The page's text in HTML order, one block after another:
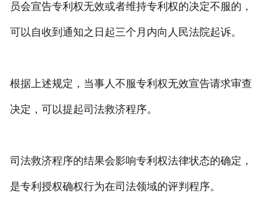
员会宣告专利权无效或者维持专利权的决定不服的，
可以自收到通知之日起三个月内向人民法院起诉。
根据上述规定，当事人不服专利权无效宣告请求审查
决定，可以提起司法救济程序。
司法救济程序的结果会影响专利权法律状态的确定，
是专利授权确权行为在司法领域的评判程序。